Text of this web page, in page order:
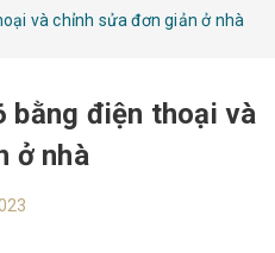
TIN TỨC
và chỉnh sửa đơn giản ở nhà
bằng điện thoại và
ở nhà